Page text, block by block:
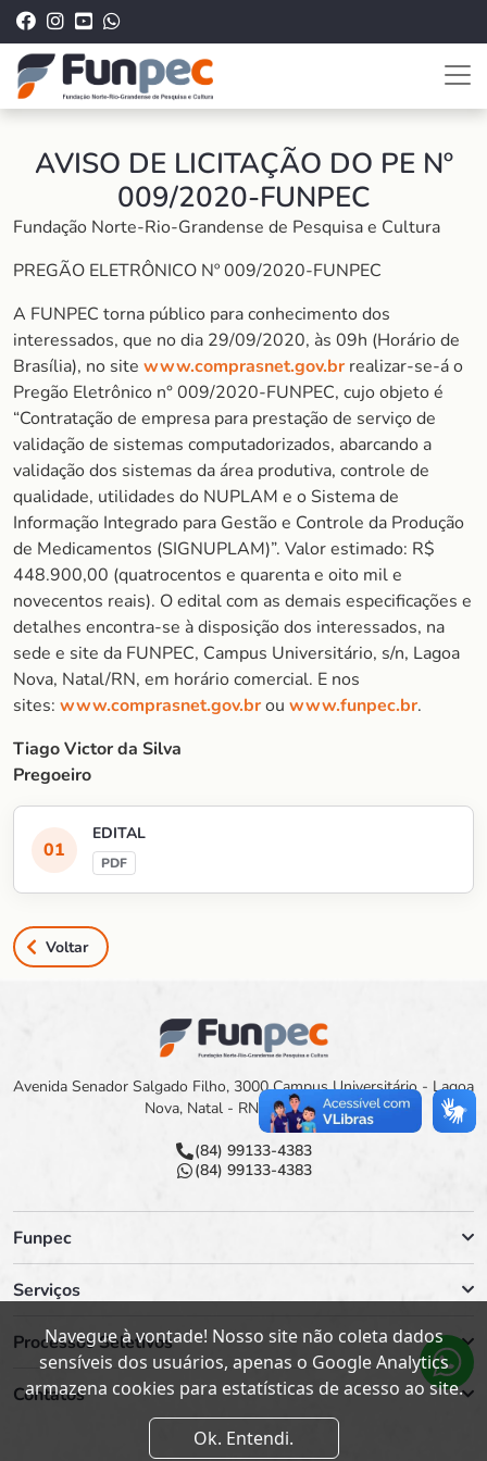
AVISO DE LICITAÇÃO DO PE Nº
009/2020-FUNPEC
Fundação Norte-Rio-Grandense de Pesquisa e Cultura
PREGÃO ELETRÔNICO Nº 009/2020-FUNPEC
A FUNPEC torna público para conhecimento dos
interessados, que no dia 29/09/2020, às 09h (Horário de
Brasília), no site www.comprasnet.gov.br realizar-se-á o
Pregão Eletrônico n° 009/2020-FUNPEC, cujo objeto é
“Contratação de empresa para prestação de serviço de
validação de sistemas computadorizados, abarcando a
validação dos sistemas da área produtiva, controle de
qualidade, utilidades do NUPLAM e o Sistema de
Informação Integrado para Gestão e Controle da Produção
de Medicamentos (SIGNUPLAM)”. Valor estimado: R$
448.900,00 (quatrocentos e quarenta e oito mil e
novecentos reais). O edital com as demais especificações e
detalhes encontra-se à disposição dos interessados, na
sede e site da FUNPEC, Campus Universitário, s/n, Lagoa
Nova, Natal/RN, em horário comercial. E nos
sites: www.comprasnet.gov.brou www.funpec.br.
Tiago Victor da Silva
Pregoeiro
EDITAL
Voltar
Avenida Senador Salgado Filho, 3000 Campus Universitário - Lagoa
Nova, Natal - RN, 59078-900
(84) 99133-4383
(84) 99133-4383
Funpec
Serviços
Processos Seletivos
Contatos
Navegue à vontade! Nosso site não coleta dados
sensíveis dos usuários, apenas o Google Analytics
armazena cookies para estatísticas de acesso ao site.
Ok. Entendi.